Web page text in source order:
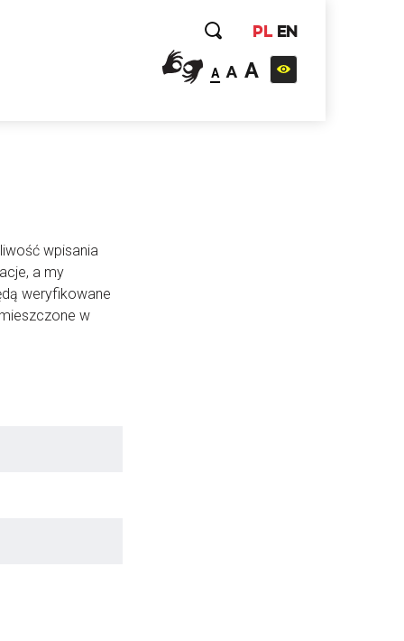
PL EN
A A A
wpisania
a my
weryfikowane
w